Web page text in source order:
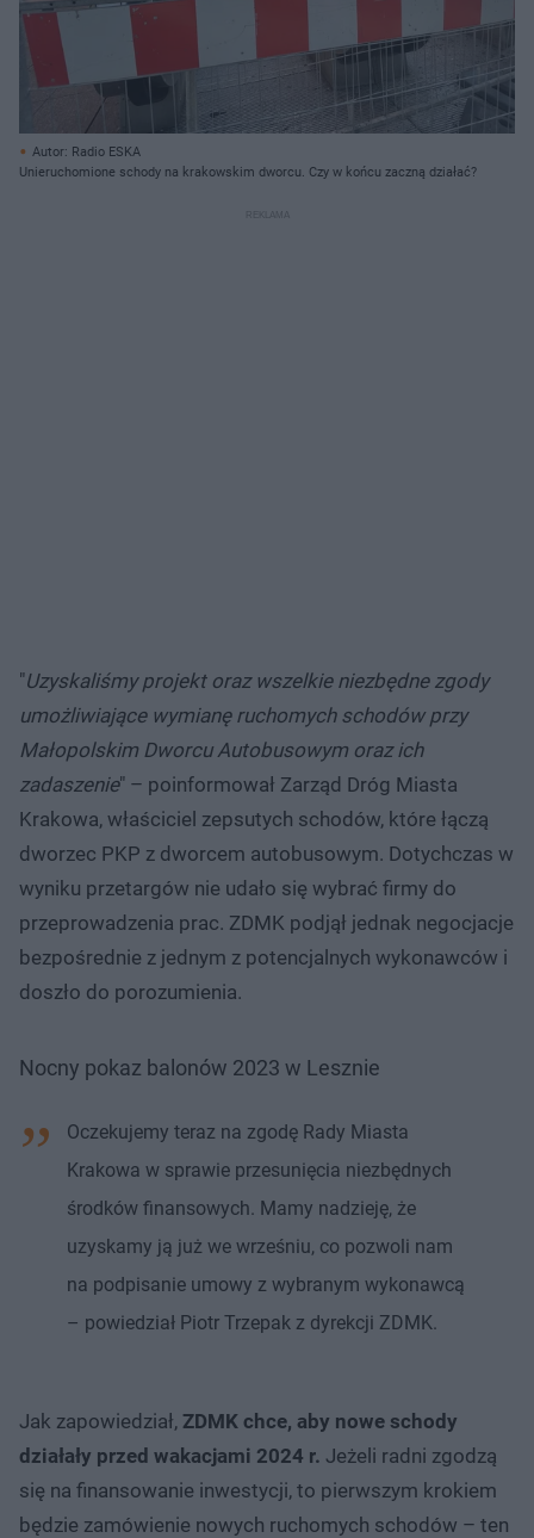
Autor: Radio ESKA
Unieruchomione schody na krakowskim dworcu. Czy w końcu zaczną działać?
"Uzyskaliśmy projekt oraz wszelkie niezbędne zgody
umożliwiające wymianę ruchomych schodów przy
Małopolskim Dworcu Autobusowym oraz ich
zadaszenie" – poinformował Zarząd Dróg Miasta
Krakowa, właściciel zepsutych schodów, które łączą
dworzec PKP z dworcem autobusowym. Dotychczas w
wyniku przetargów nie udało się wybrać firmy do
przeprowadzenia prac. ZDMK podjął jednak negocjacje
bezpośrednie z jednym z potencjalnych wykonawców i
doszło do porozumienia.
Nocny pokaz balonów 2023 w Lesznie
Oczekujemy teraz na zgodę Rady Miasta
Krakowa w sprawie przesunięcia niezbędnych
środków finansowych. Mamy nadzieję, że
uzyskamy ją już we wrześniu, co pozwoli nam
na podpisanie umowy z wybranym wykonawcą
– powiedział Piotr Trzepak z dyrekcji ZDMK.
Jak zapowiedział, ZDMK chce, aby nowe schody
działały przed wakacjami 2024 r. Jeżeli radni zgodzą
się na finansowanie inwestycji, to pierwszym krokiem
będzie zamówienie nowych ruchomych schodów – ten